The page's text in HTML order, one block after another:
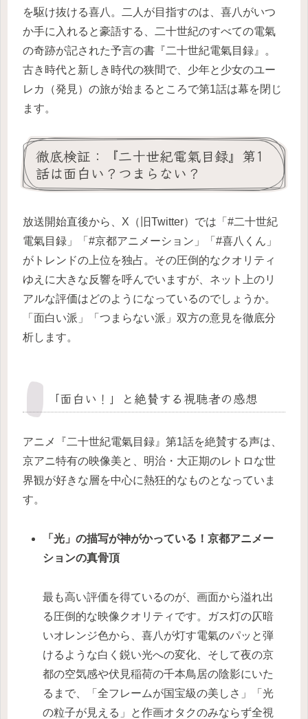
を駆け抜ける喜八。二人が目指すのは、喜八がいつ
か手に入れると豪語する、二十世紀のすべての電氣
の奇跡が記された予言の書『二十世紀電氣目録』。
古き時代と新しき時代の狭間で、少年と少女のユー
レカ（発見）の旅が始まるところで第1話は幕を閉じ
ます。
徹底検証：『二十世紀電氣目録』第1
話は面白い？つまらない？
放送開始直後から、X（旧Twitter）では「#二十世紀
電氣目録」「#京都アニメーション」「#喜八くん」
がトレンドの上位を独占。その圧倒的なクオリティ
ゆえに大きな反響を呼んでいますが、ネット上のリ
アルな評価はどのようになっているのでしょうか。
「面白い派」「つまらない派」双方の意見を徹底分
析します。
「面白い！」と絶賛する視聴者の感想
アニメ『二十世紀電氣目録』第1話を絶賛する声は、
京アニ特有の映像美と、明治・大正期のレトロな世
界観が好きな層を中心に熱狂的なものとなっていま
す。
「光」の描写が神がかっている！京都アニメー
ションの真骨頂
最も高い評価を得ているのが、画面から溢れ出
る圧倒的な映像クオリティです。ガス灯の仄暗
いオレンジ色から、喜八が灯す電氣のパッと弾
けるような白く鋭い光への変化、そして夜の京
都の空気感や伏見稲荷の千本鳥居の陰影にいた
るまで、「全フレームが国宝級の美しさ」「光
の粒子が見える」と作画オタクのみならず全視